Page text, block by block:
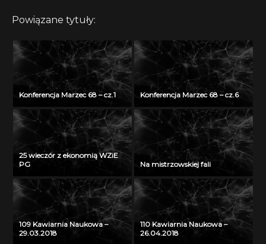
Powiązane tytuły:
Konferencja Marzec 68 – cz.1 Konferencja Marzec 68 – cz.6
25 wieczór z ekonomią WZiE
PG
Na mistrzowskiej fali
109 Kawiarnia Naukowa –
29.03.2018
110 Kawiarnia Naukowa –
26.04.2018